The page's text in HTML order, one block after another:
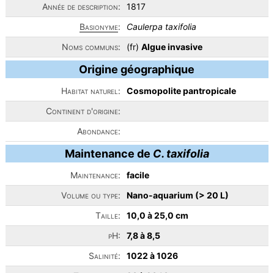
Année de description:
1817
Basionyme:
Caulerpa taxifolia
Noms communs:
(fr) Algue invasive
Origine géographique
Habitat naturel:
Cosmopolite pantropicale
Continent d'origine:
Abondance:
Maintenance de C. taxifolia
Maintenance:
facile
Volume ou type:
Nano-aquarium (> 20 L)
Taille:
10,0 à 25,0 cm
pH:
7,8 à 8,5
Salinité:
1022 à 1026